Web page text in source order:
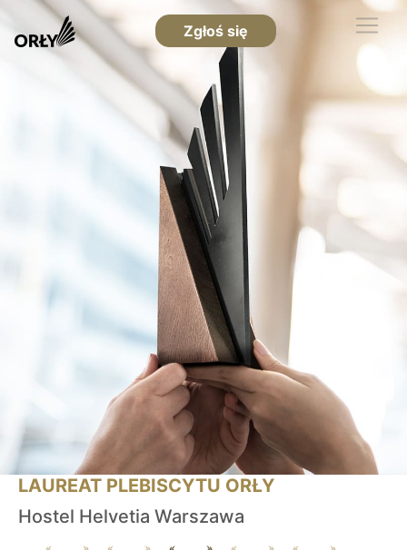
Zgłoś się
LAUREAT PLEBISCYTU ORŁY
Hostel Helvetia Warszawa